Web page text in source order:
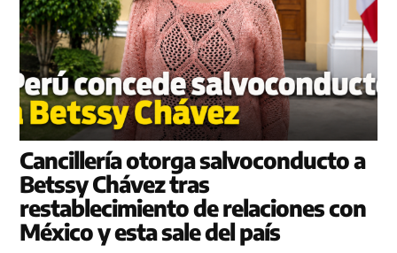
Cancillería otorga salvoconducto a
Betssy Chávez tras
restablecimiento de relaciones con
México y esta sale del país